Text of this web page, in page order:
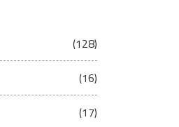
(128)
(16)
(17)